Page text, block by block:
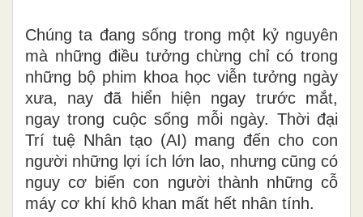
Chúng ta đang sống trong một kỷ nguyên
mà những điều tưởng chừng chỉ có trong
những bộ phim khoa học viễn tưởng ngày
xưa, nay đã hiển hiện ngay trước mắt,
ngay trong cuộc sống mỗi ngày. Thời đại
Trí tuệ Nhân tạo (AI) mang đến cho con
người những lợi ích lớn lao, nhưng cũng có
nguy cơ biến con người thành những cỗ
máy cơ khí khô khan mất hết nhân tính.